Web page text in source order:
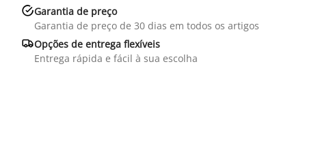
Garantia de preço
Garantia de preço de 30 dias em todos os artigos
Opções de entrega flexíveis
Entrega rápida e fácil à sua escolha